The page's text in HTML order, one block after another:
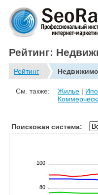
Рейтинг:
Рейтинг
См. также: Жилье |
Поисковая система:
80
100